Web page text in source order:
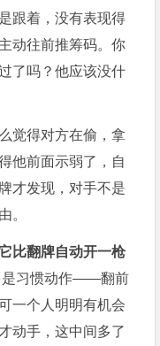
跟着，没有表现得
动往前推筹码。你
了吗？他应该没什
觉得对方在偷，拿
他前面示弱了，自
才发现，对手不是
。
比翻牌自动开一枪
是习惯动作——翻前
一个人明明有机会
动手，这中间多了